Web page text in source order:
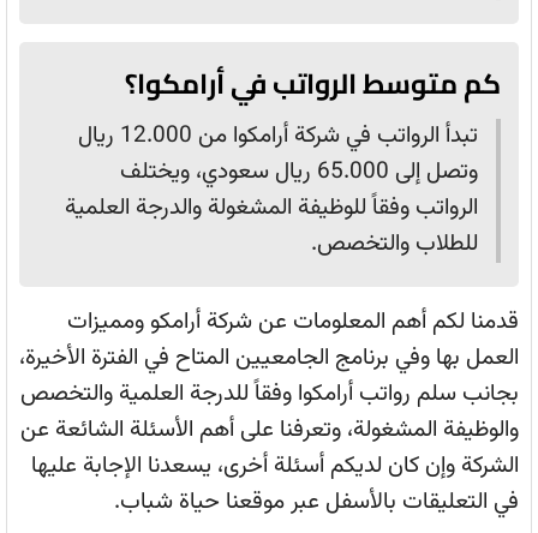
كم متوسط الرواتب في أرامكوا؟
تبدأ الرواتب في شركة أرامكوا من 12.000 ريال
وتصل إلى 65.000 ريال سعودي، ويختلف
الرواتب وفقاً للوظيفة المشغولة والدرجة العلمية
للطلاب والتخصص.
قدمنا لكم أهم المعلومات عن شركة أرامكو ومميزات
العمل بها وفي برنامج الجامعيين المتاح في الفترة الأخيرة،
بجانب سلم رواتب أرامكوا وفقاً للدرجة العلمية والتخصص
والوظيفة المشغولة، وتعرفنا على أهم الأسئلة الشائعة عن
الشركة وإن كان لديكم أسئلة أخرى، يسعدنا الإجابة عليها
في التعليقات بالأسفل عبر موقعنا حياة شباب.